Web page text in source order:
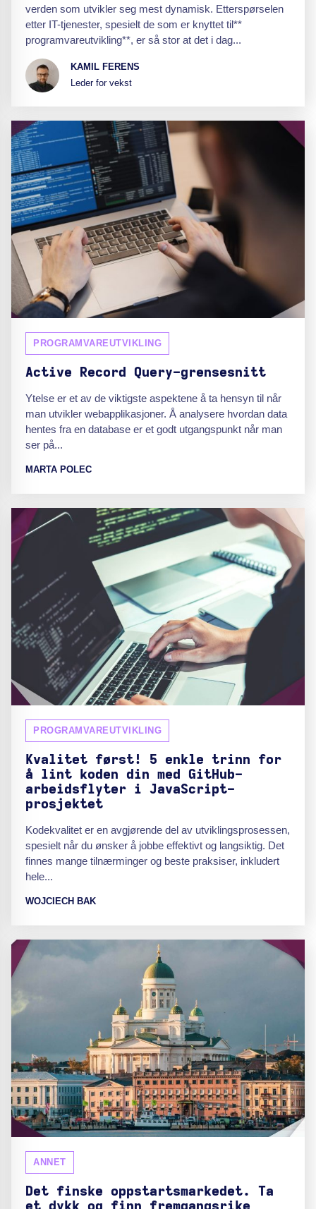
verden som utvikler seg mest dynamisk. Etterspørselen
etter IT-tjenester, spesielt de som er knyttet til**
programvareutvikling**, er så stor at det i dag...
KAMIL FERENS
Leder for vekst
PROGRAMVAREUTVIKLING
Active Record Query-grensesnitt
Ytelse er et av de viktigste aspektene å ta hensyn til når
man utvikler webapplikasjoner. Å analysere hvordan data
hentes fra en database er et godt utgangspunkt når man
ser på...
MARTA POLEC
PROGRAMVAREUTVIKLING
Kvalitet først! 5 enkle trinn for
å lint koden din med GitHub-
arbeidsflyter i JavaScript-
prosjektet
Kodekvalitet er en avgjørende del av utviklingsprosessen,
spesielt når du ønsker å jobbe effektivt og langsiktig. Det
finnes mange tilnærminger og beste praksiser, inkludert
hele...
WOJCIECH BAK
ANNET
Det finske oppstartsmarkedet. Ta
et dykk og finn fremgangsrike